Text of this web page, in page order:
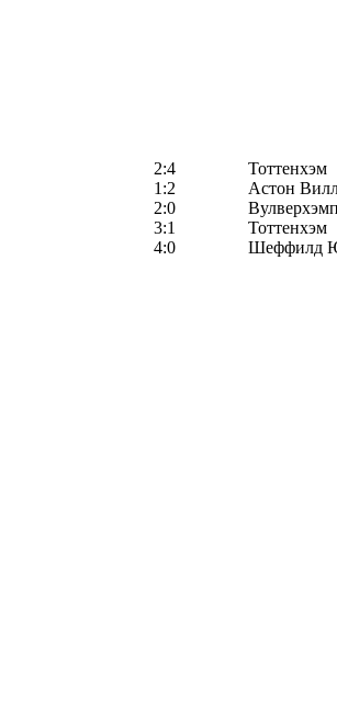
2:4
Тоттенхэм
1:2
Астон
2:0
3:1
Тоттенхэм
4:0
Шеффилд